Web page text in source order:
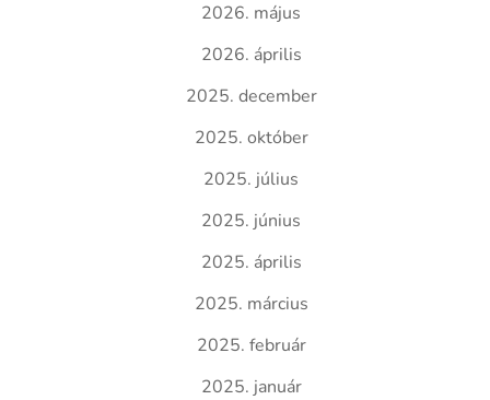
2026. május
2026. április
2025. december
2025. október
2025. július
2025. június
2025. április
2025. március
2025. február
2025. január